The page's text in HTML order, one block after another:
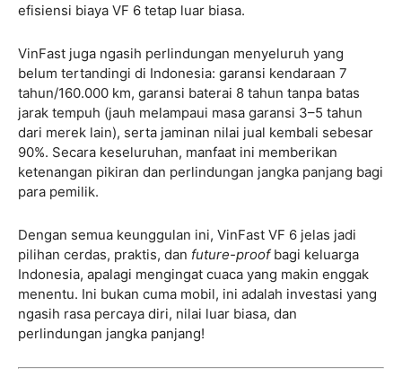
efisiensi biaya VF 6 tetap luar biasa.
VinFast juga ngasih perlindungan menyeluruh yang
belum tertandingi di Indonesia: garansi kendaraan 7
tahun/160.000 km, garansi baterai 8 tahun tanpa batas
jarak tempuh (jauh melampaui masa garansi 3–5 tahun
dari merek lain), serta jaminan nilai jual kembali sebesar
90%. Secara keseluruhan, manfaat ini memberikan
ketenangan pikiran dan perlindungan jangka panjang bagi
para pemilik.
Dengan semua keunggulan ini, VinFast VF 6 jelas jadi
pilihan cerdas, praktis, dan future-proofbagi keluarga
Indonesia, apalagi mengingat cuaca yang makin enggak
menentu. Ini bukan cuma mobil, ini adalah investasi yang
ngasih rasa percaya diri, nilai luar biasa, dan
perlindungan jangka panjang!